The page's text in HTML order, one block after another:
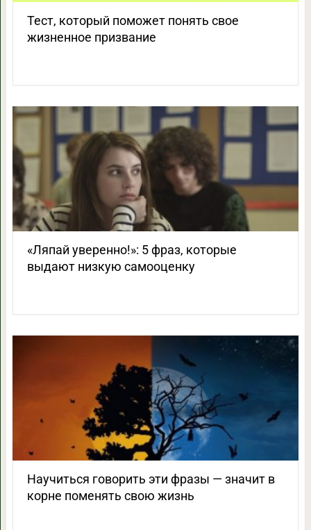
Тест, который поможет понять свое
жизненное призвание
«Ляпай уверенно!»: 5 фраз, которые
выдают низкую самооценку
Научиться говорить эти фразы — значит в
корне поменять свою жизнь